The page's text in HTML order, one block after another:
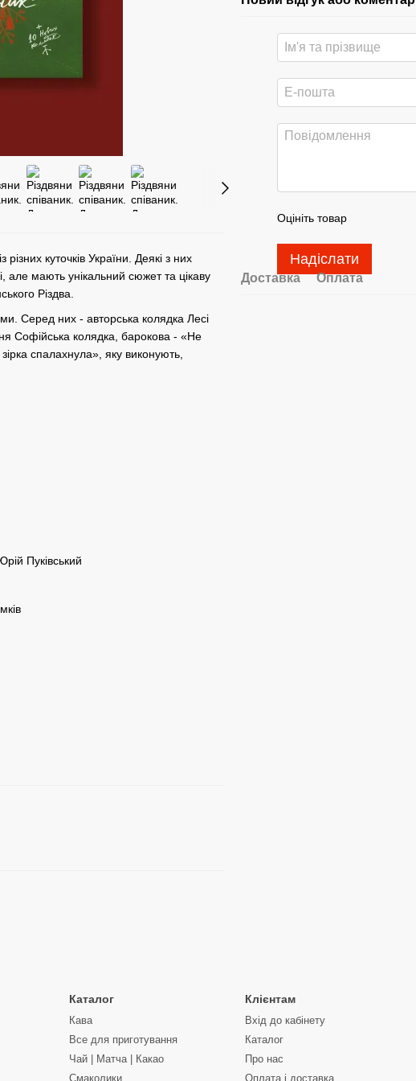
куточків України. Деякі з них
але мають унікальний сюжет та цікаву
Різдва.
Серед них - авторська колядка Лесі
Софійська колядка, барокова - «Не
спалахнула», яку виконують,
Пуківський
Оцініть товар
Надіслати
Доставка Оплата
Каталог
Кава
Все для приготування
Чай | Матча | Какао
Смаколики
Клієнтам
Вхід до кабінету
Каталог
Про нас
Оплата і доставка